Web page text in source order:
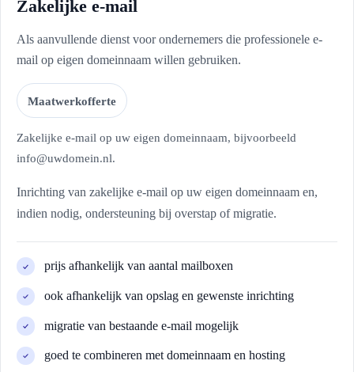
Zakelijke e-mail
Als aanvullende dienst voor ondernemers die professionele e-
mail op eigen domeinnaam willen gebruiken.
Maatwerkofferte
Zakelijke e-mail op uw eigen domeinnaam, bijvoorbeeld
info@uwdomein.nl.
Inrichting van zakelijke e-mail op uw eigen domeinnaam en,
indien nodig, ondersteuning bij overstap of migratie.
prijs afhankelijk van aantal mailboxen
ook afhankelijk van opslag en gewenste inrichting
migratie van bestaande e-mail mogelijk
goed te combineren met domeinnaam en hosting